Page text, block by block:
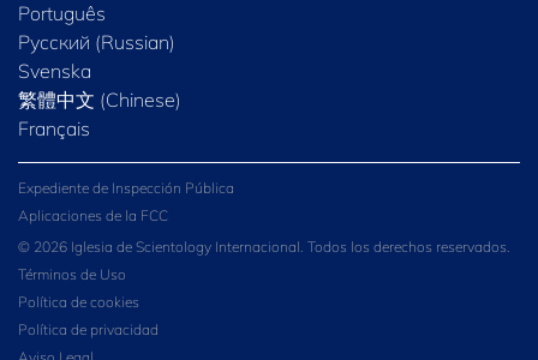
Português
Русский (Russian)
Svenska
繁體中文 (Chinese)
Français
Expediente de Inspección Pública
Aplicaciones de la FCC
© 2026 Iglesia de Scientology Internacional. Todos los derechos reservados.
Términos de Uso
Política de cookies
Política de privacidad